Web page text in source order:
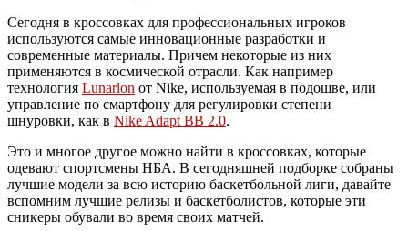
Сегодня в кроссовках для профессиональных игроков
используются самые инновационные разработки и
современные материалы. Причем некоторые из них
применяются в космической отрасли. Как например
технология Lunarlon от Nike, используемая в подошве, или
управление по смартфону для регулировки степени
шнуровки, как в Nike Adapt BB 2.0.
Это и многое другое можно найти в кроссовках, которые
одевают спортсмены НБА. В сегодняшней подборке собраны
лучшие модели за всю историю баскетбольной лиги, давайте
вспомним лучшие релизы и баскетболистов, которые эти
сникеры обували во время своих матчей.